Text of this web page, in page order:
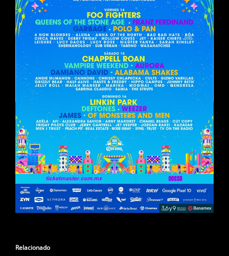
Relacionado